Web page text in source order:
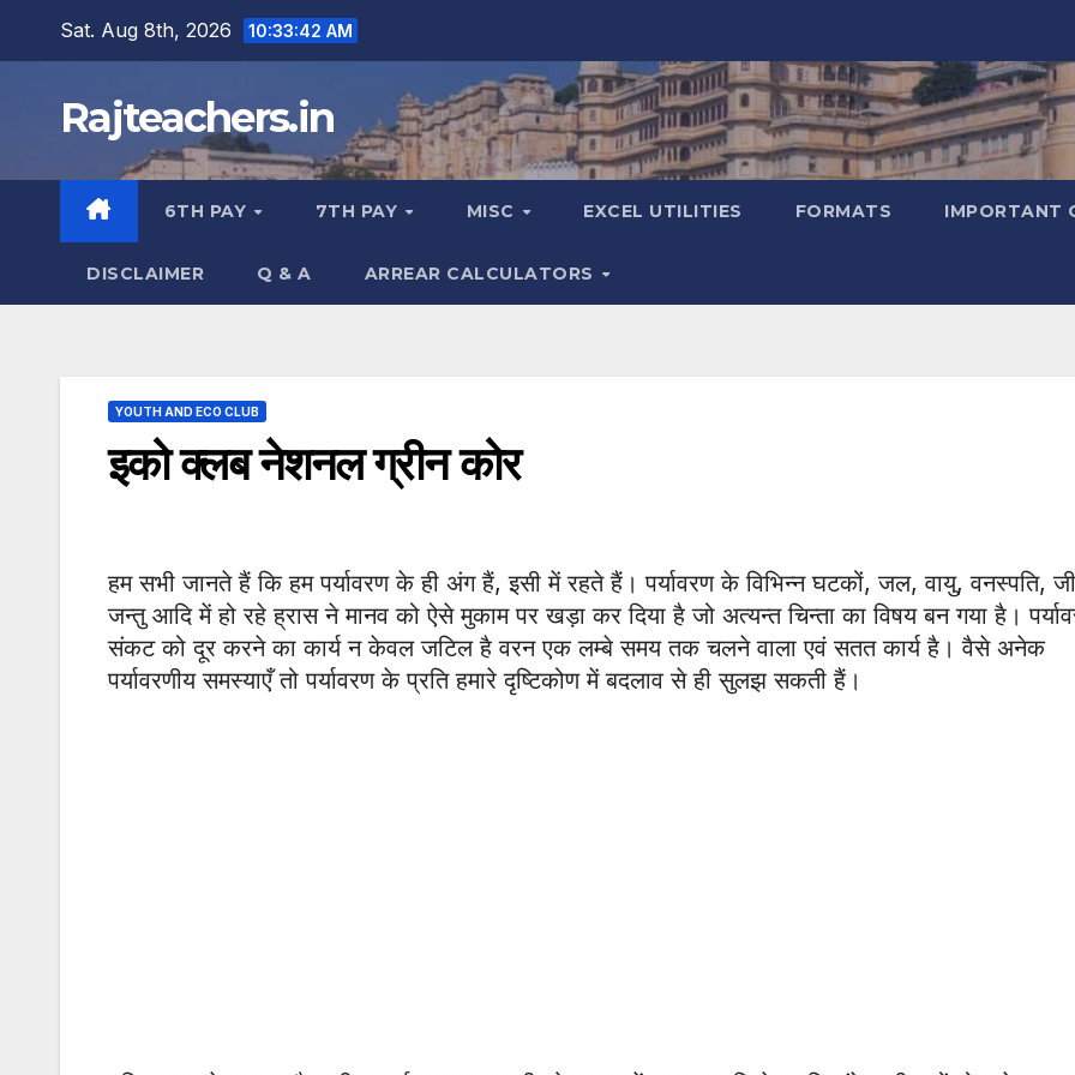
Sat. Aug 8th, 2026 10:33:43 AM
Rajteachers.in
6TH PAY 7TH PAY MISC EXCEL UTILITIES FORMATS IMPORTANT
DISCLAIMER Q & A ARREAR CALCULATORS
YOUTH AND ECO CLUB
इको क्लब नेशनल ग्रीन कोर
हम सभी जानते हैं कि हम पर्यावरण के ही अंग हैं, इसी में रहते हैं। पर्यावरण के विभिन्न घटकों, जल, वायु, वनस्पति,
जन्तु आदि में हो रहे ह्रास ने मानव को ऐसे मुकाम पर खड़ा कर दिया है जो अत्यन्त चिन्ता का विषय बन गया है।
संकट को दूर करने का कार्य न केवल जटिल है वरन एक लम्बे समय तक चलने वाला एवं सतत कार्य है। वैसे अनेक
पर्यावरणीय समस्याएँ तो पर्यावरण के प्रति हमारे दृष्टिकोण में बदलाव से ही सुलझ सकती हैं।